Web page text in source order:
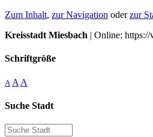
Zum Inhalt, zur Navigation oderzur
Kreisstadt Miesbach | Online:
Schriftgröße
A A A
Suche Stadt